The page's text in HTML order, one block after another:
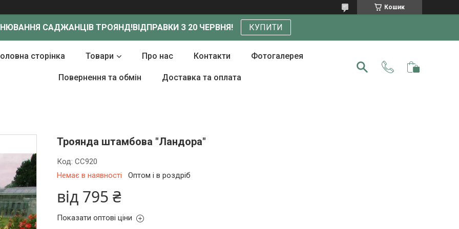
Кошик
САДЖАНЦІВ ТРОЯНД!ВІДПРАВКИ З 20 ЧЕРВНЯ! КУПИТИ
сторінка Товари Про нас Контакти Фотогалерея
Повернення та обмін Доставка та оплата
Троянда штамбова "Ландора"
Немає в наявності Оптом і в роздріб
Код:СС920
від 795 ₴
Показати оптові ціни